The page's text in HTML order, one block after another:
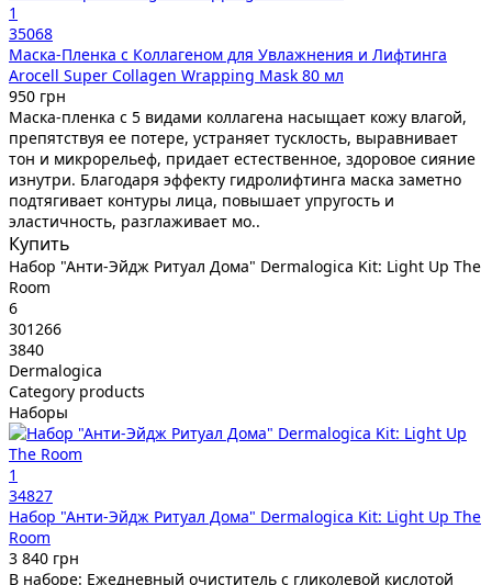
1
35068
Маска-Пленка с Коллагеном для Увлажнения и Лифтинга
Arocell Super Collagen Wrapping Mask 80 мл
950 грн
Маска-пленка с 5 видами коллагена насыщает кожу влагой,
препятствуя ее потере, устраняет тусклость, выравнивает
тон и микрорельеф, придает естественное, здоровое сияние
изнутри. Благодаря эффекту гидролифтинга маска заметно
подтягивает контуры лица, повышает упругость и
эластичность, разглаживает мо..
Купить
Набор "Анти-Эйдж Ритуал Дома" Dermalogica Kit: Light Up The
Room
6
301266
3840
Dermalogica
Category products
Наборы
1
34827
Набор "Анти-Эйдж Ритуал Дома" Dermalogica Kit: Light Up The
Room
3 840 грн
В наборе: Ежедневный очиститель с гликолевой кислотой